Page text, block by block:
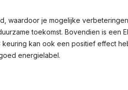
waardoor je mogelijke
toekomst. Bovendien is een
kan ook een positief effect
energielabel.